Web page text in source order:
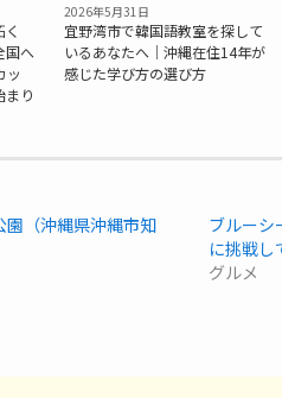
国へ
ッ
まり
2026年5月31日
宜野湾市で韓国語教室を探して
いるあなたへ｜沖縄在住14年が
感じた学び方の選び方
園（沖縄県沖縄市知
ブルーシ
に挑戦し
グルメ